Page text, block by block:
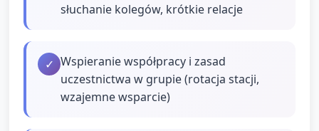
słuchanie kolegów, krótkie relacje
✓ Wspieranie współpracy i zasad
uczestnictwa w grupie (rotacja stacji,
wzajemne wsparcie)